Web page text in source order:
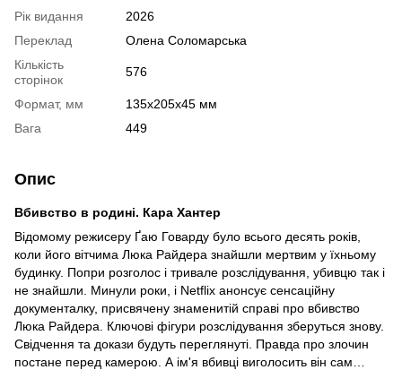
Рік видання
2026
Переклад
Олена Соломарська
Кількість
сторінок
576
Формат, мм
135х205х45 мм
Вага
449
Опис
Вбивство в родині. Кара Хантер
Відомому режисеру Ґаю Говарду було всього десять років,
коли його вітчима Люка Райдера знайшли мертвим у їхньому
будинку. Попри розголос і тривале розслідування, убивцю так і
не знайшли. Минули роки, і Netflix анонсує сенсаційну
документалку, присвячену знаменитій справі про вбивство
Люка Райдера. Ключові фігури розслідування зберуться знову.
Свідчення та докази будуть переглянуті. Правда про злочин
постане перед камерою. А ім'я вбивці виголосить він сам…